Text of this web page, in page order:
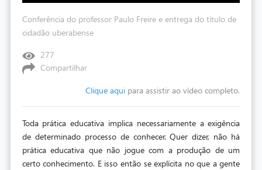
Conferência do professor Paulo Freire e entrega do título de
cidadão uberabense
277
Compartilhar
Clique aqui para assistir ao vídeo completo.
Toda prática educativa implica necessariamente a exigência
de determinado processo de conhecer. Quer dizer, não há
prática educativa que não jogue com a produção de um
certo conhecimento. E isso então se explícita no que a gente